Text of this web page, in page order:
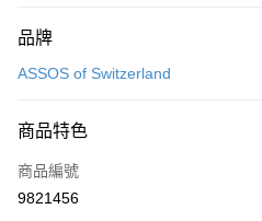
信用卡一次付款
Apple Pay
ATM付款
品牌
ASSOS of Switzerland
商品特色
商品編號
9821456